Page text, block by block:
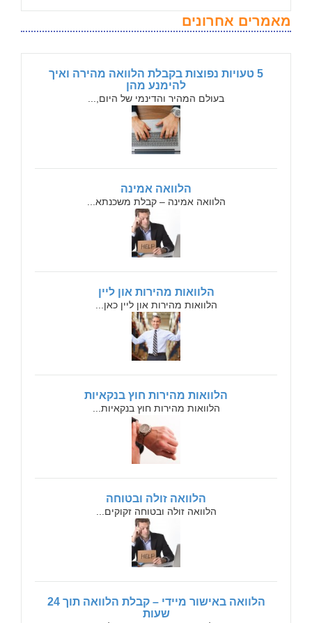
מאמרים אחרונים
5 טעויות נפוצות בקבלת הלוואה מהירה ואיך
להימנע מהן
בעולם המהיר והדינמי של היום,...
הלוואה אמינה
הלוואה אמינה – קבלת משכנתא...
הלוואות מהירות און ליין
הלוואות מהירות און ליין כאן...
הלוואות מהירות חוץ בנקאיות
הלוואות מהירות חוץ בנקאיות...
הלוואה זולה ובטוחה
הלוואה זולה ובטוחה זקוקים...
הלוואה באישור מיידי – קבלת הלוואה תוך 24
שעות